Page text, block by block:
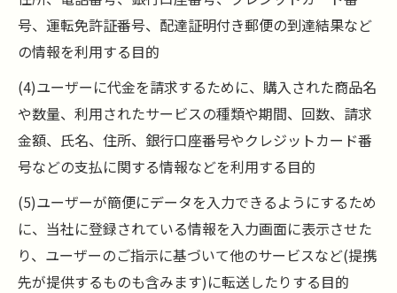
号、運転免許証番号、配達証明付き郵便の到達結果など
の情報を利用する目的
(4)ユーザーに代金を請求するために、購入された商品名
や数量、利用されたサービスの種類や期間、回数、請求
金額、氏名、住所、銀行口座番号やクレジットカード番
号などの支払に関する情報などを利用する目的
(5)ユーザーが簡便にデータを入力できるようにするため
に、当社に登録されている情報を入力画面に表示させた
り、ユーザーのご指示に基づいて他のサービスなど(提携
先が提供するものも含みます)に転送したりする目的